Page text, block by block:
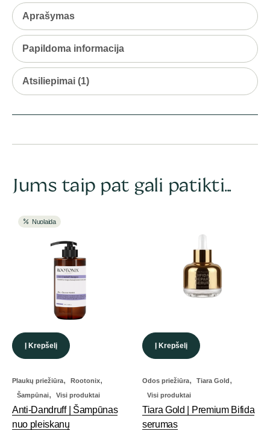
Aprašymas
Papildoma informacija
Atsiliepimai (1)
Jums taip pat gali patikti...
Nuolaida
Į Krepšelį
Plaukų priežiūra, Rootonix,
Šampūnai, Visi produktai
Anti-Dandruff | Šampūnas
nuo pleiskanų
Į Krepšelį
Odos priežiūra, Tiara Gold,
Visi produktai
Tiara Gold | Premium Bifida
serumas